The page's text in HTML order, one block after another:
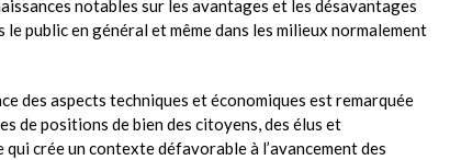
notables sur les avantages et les désavantages
public en général et même dans les milieux normalement
des aspects techniques et économiques est remarquée
de positions de bien des citoyens, des élus et
qui crée un contexte défavorable à l’avancement des